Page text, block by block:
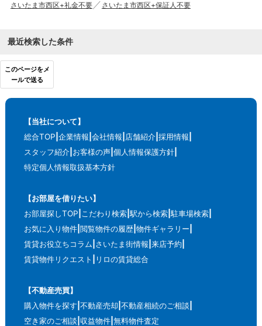
さいたま市西区+礼金不要
さいたま市西区+保証人不要
最近検索した条件
このページをメ
ールで送る
【当社について】
総合TOP 企業情報 会社情報 店舗紹介 採用情報
スタッフ紹介 お客様の声 個人情報保護方針
特定個人情報取扱基本方針
【お部屋を借りたい】
お部屋探しTOP こだわり検索 駅から検索 駐車場検索
お気に入り物件 閲覧物件の履歴 物件ギャラリー
賃貸お役立ちコラム さいたま街情報 来店予約
賃貸物件リクエスト
リロの賃貸総合
【不動産売買】
購入物件を探す 不動産売却 不動産相続のご相談
空き家のご相談 収益物件 無料物件査定